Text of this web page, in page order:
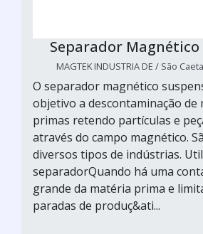
Separador Magnético
MAGTEK INDUSTRIA DE / São
O separador magnético
objetivo a descontaminação de
primas retendo partículas e
através do campo magnético.
diversos tipos de indústrias.
separadorQuando há uma
grande da matéria prima e
paradas de produç&ati...